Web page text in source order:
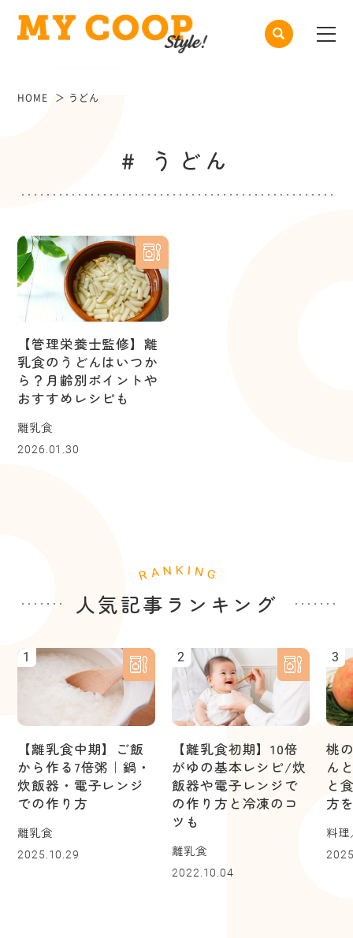
HOME うどん
# うどん
【管理栄養士監修】離
乳食のうどんはいつか
ら？月齢別ポイントや
おすすめレシピも
離乳食
2026.01.30
人気記事ランキング
1
【離乳食中期】ご飯
から作る7倍粥｜鍋・
炊飯器・電子レンジ
での作り方
離乳食
2025.10.29
2
【離乳食初期】10倍
がゆの基本レシピ/炊
飯器や電子レンジで
の作り方と冷凍のコ
ツも
離乳食
2022.10.04
3
桃
ん
と
方
料